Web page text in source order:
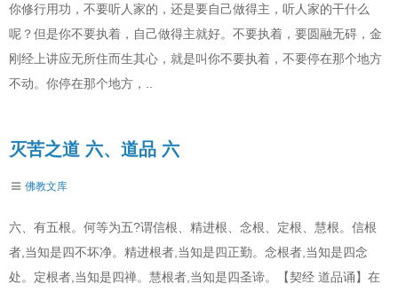
你修行用功，不要听人家的，还是要自己做得主，听人家的干什么
呢？但是你不要执着，自己做得主就好。不要执着，要圆融无碍，金
刚经上讲应无所住而生其心，就是叫你不要执着，不要停在那个地方
不动。你停在那个地方，..
灭苦之道 六、道品 六
佛教文库
六、有五根。何等为五?谓信根、精进根、念根、定根、慧根。信根
者,当知是四不坏净。精进根者,当知是四正勤。念根者,当知是四念
处。定根者,当知是四禅。慧根者,当知是四圣谛。【契经 道品诵】在